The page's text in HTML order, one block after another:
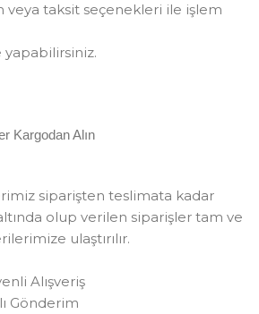
taksit seçenekleri ile işlem
yapabilirsiniz.
Kargodan Alın
siparişten teslimata kadar
olup verilen siparişler tam ve
ulaştırılır.
Alışveriş
Gönderim